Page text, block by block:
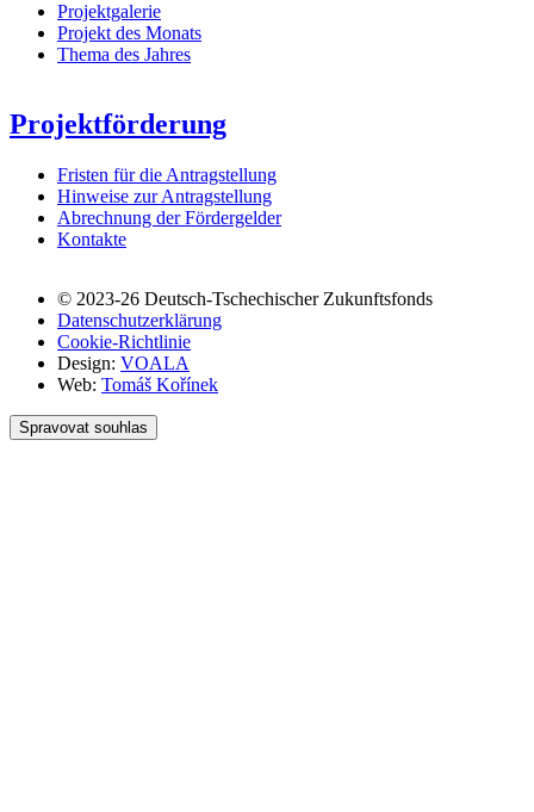
Projektgalerie
Projekt des Monats
Thema des Jahres
Projektförderung
Fristen für die Antragstellung
Hinweise zur Antragstellung
Abrechnung der Fördergelder
Kontakte
© 2023-26 Deutsch-Tschechischer Zukunftsfonds
Datenschutzerklärung
Cookie-Richtlinie
Design: VOALA
Web: Tomáš Kořínek
Spravovat souhlas